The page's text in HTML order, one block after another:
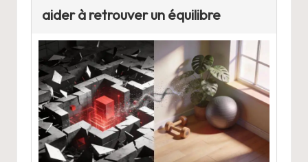
aider à retrouver un équilibre